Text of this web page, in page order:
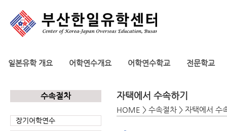
일본유학 개요 어학연수개요 어학연수학교 전문학교
수속절차
장기어학연수
자택에서 수속하기
HOME > 수속절차 > 자택에서 수